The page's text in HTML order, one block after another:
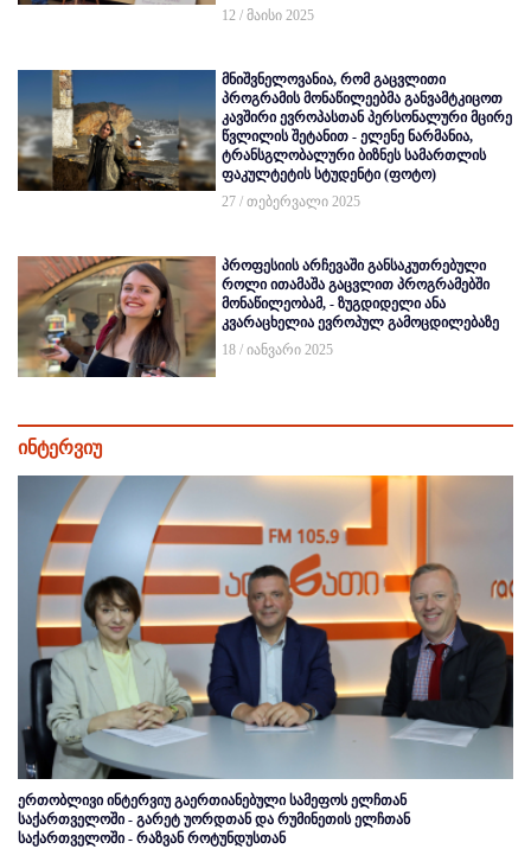
12 / მაისი 2025
მნიშვნელოვანია, რომ გაცვლითი
პროგრამის მონაწილეებმა განვამტკიცოთ
კავშირი ევროპასთან პერსონალური მცირე
წვლილის შეტანით - ელენე ნარმანია,
ტრანსგლობალური ბიზნეს სამართლის
ფაკულტეტის სტუდენტი (ფოტო)
27 / თებერვალი 2025
პროფესიის არჩევაში განსაკუთრებული
როლი ითამაშა გაცვლით პროგრამებში
მონაწილეობამ, - ზუგდიდელი ანა
კვარაცხელია ევროპულ გამოცდილებაზე
18 / იანვარი 2025
ინტერვიუ
ერთობლივი ინტერვიუ გაერთიანებული სამეფოს ელჩთან
საქართველოში - გარეტ უორდთან და რუმინეთის ელჩთან
საქართველოში - რაზვან როტუნდუსთან